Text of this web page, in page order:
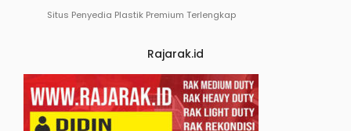
Situs Penyedia Plastik Premium Terlengkap
Rajarak.id